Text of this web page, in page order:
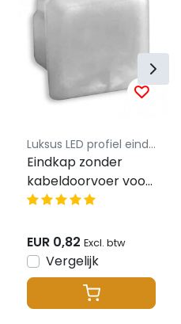
Luksus LED profiel eindkapjes
Eindkap zonder
kabeldoorvoer voor
LED profiel
SLIM100ZWART
EUR 0,82 Excl. btw
Vergelijk